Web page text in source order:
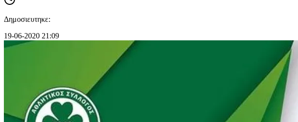
Δημοσιευτηκε:
19-06-2020 21:09